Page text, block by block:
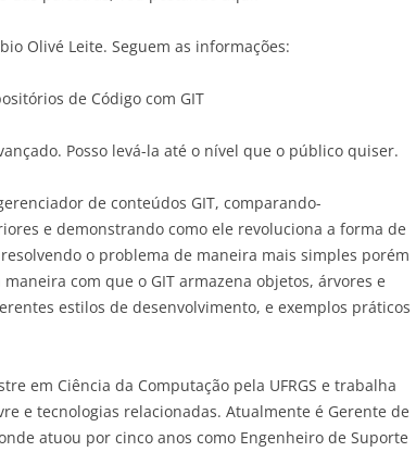
Olivé Leite. Seguem as informações:
de Código com GIT
Posso levá-la até o nível que o público quiser.
de conteúdos GIT, comparando-
e demonstrando como ele revoluciona a forma de
o problema de maneira mais simples porém
com que o GIT armazena objetos, árvores e
estilos de desenvolvimento, e exemplos práticos
em Ciência da Computação pela UFRGS e trabalha
e tecnologias relacionadas. Atualmente é Gerente de
atuou por cinco anos como Engenheiro de Suporte